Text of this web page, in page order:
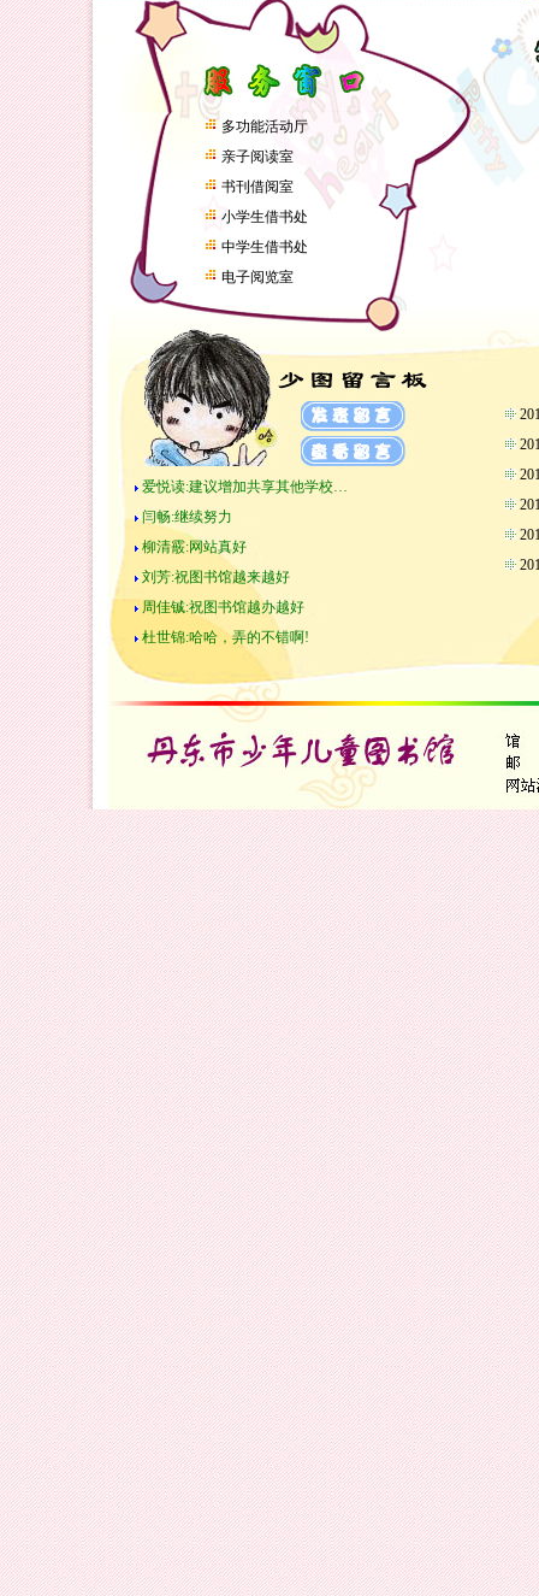
多功能活动厅
亲子阅读室
书刊借阅室
小学生借书处
中学生借书处
电子阅览室
爱悦读:建议增加共享其他学校…
闫畅:继续努力
柳清霰:网站真好
刘芳:祝图书馆越来越好
周佳铖:祝图书馆越办越好
杜世锦:哈哈，弄的不错啊!